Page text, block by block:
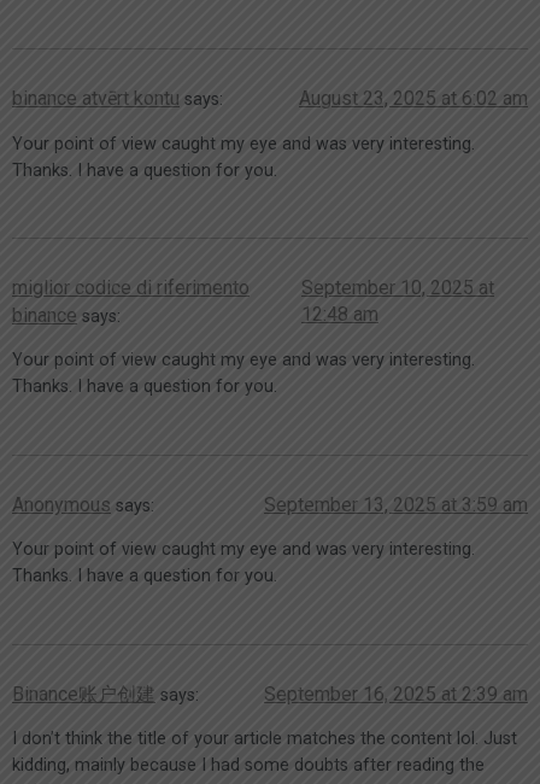
binance atvērt kontu says: August 23, 2025 at 6:02 am
Your point of view caught my eye and was very interesting.
Thanks. I have a question for you.
miglior codice di riferimento
binance says:
September 10, 2025 at
12:48 am
Your point of view caught my eye and was very interesting.
Thanks. I have a question for you.
Anonymous says: September 13, 2025 at 3:59 am
Your point of view caught my eye and was very interesting.
Thanks. I have a question for you.
Binance账户创建 says: September 16, 2025 at 2:39 am
I don’t think the title of your article matches the content lol. Just
kidding, mainly because I had some doubts after reading the